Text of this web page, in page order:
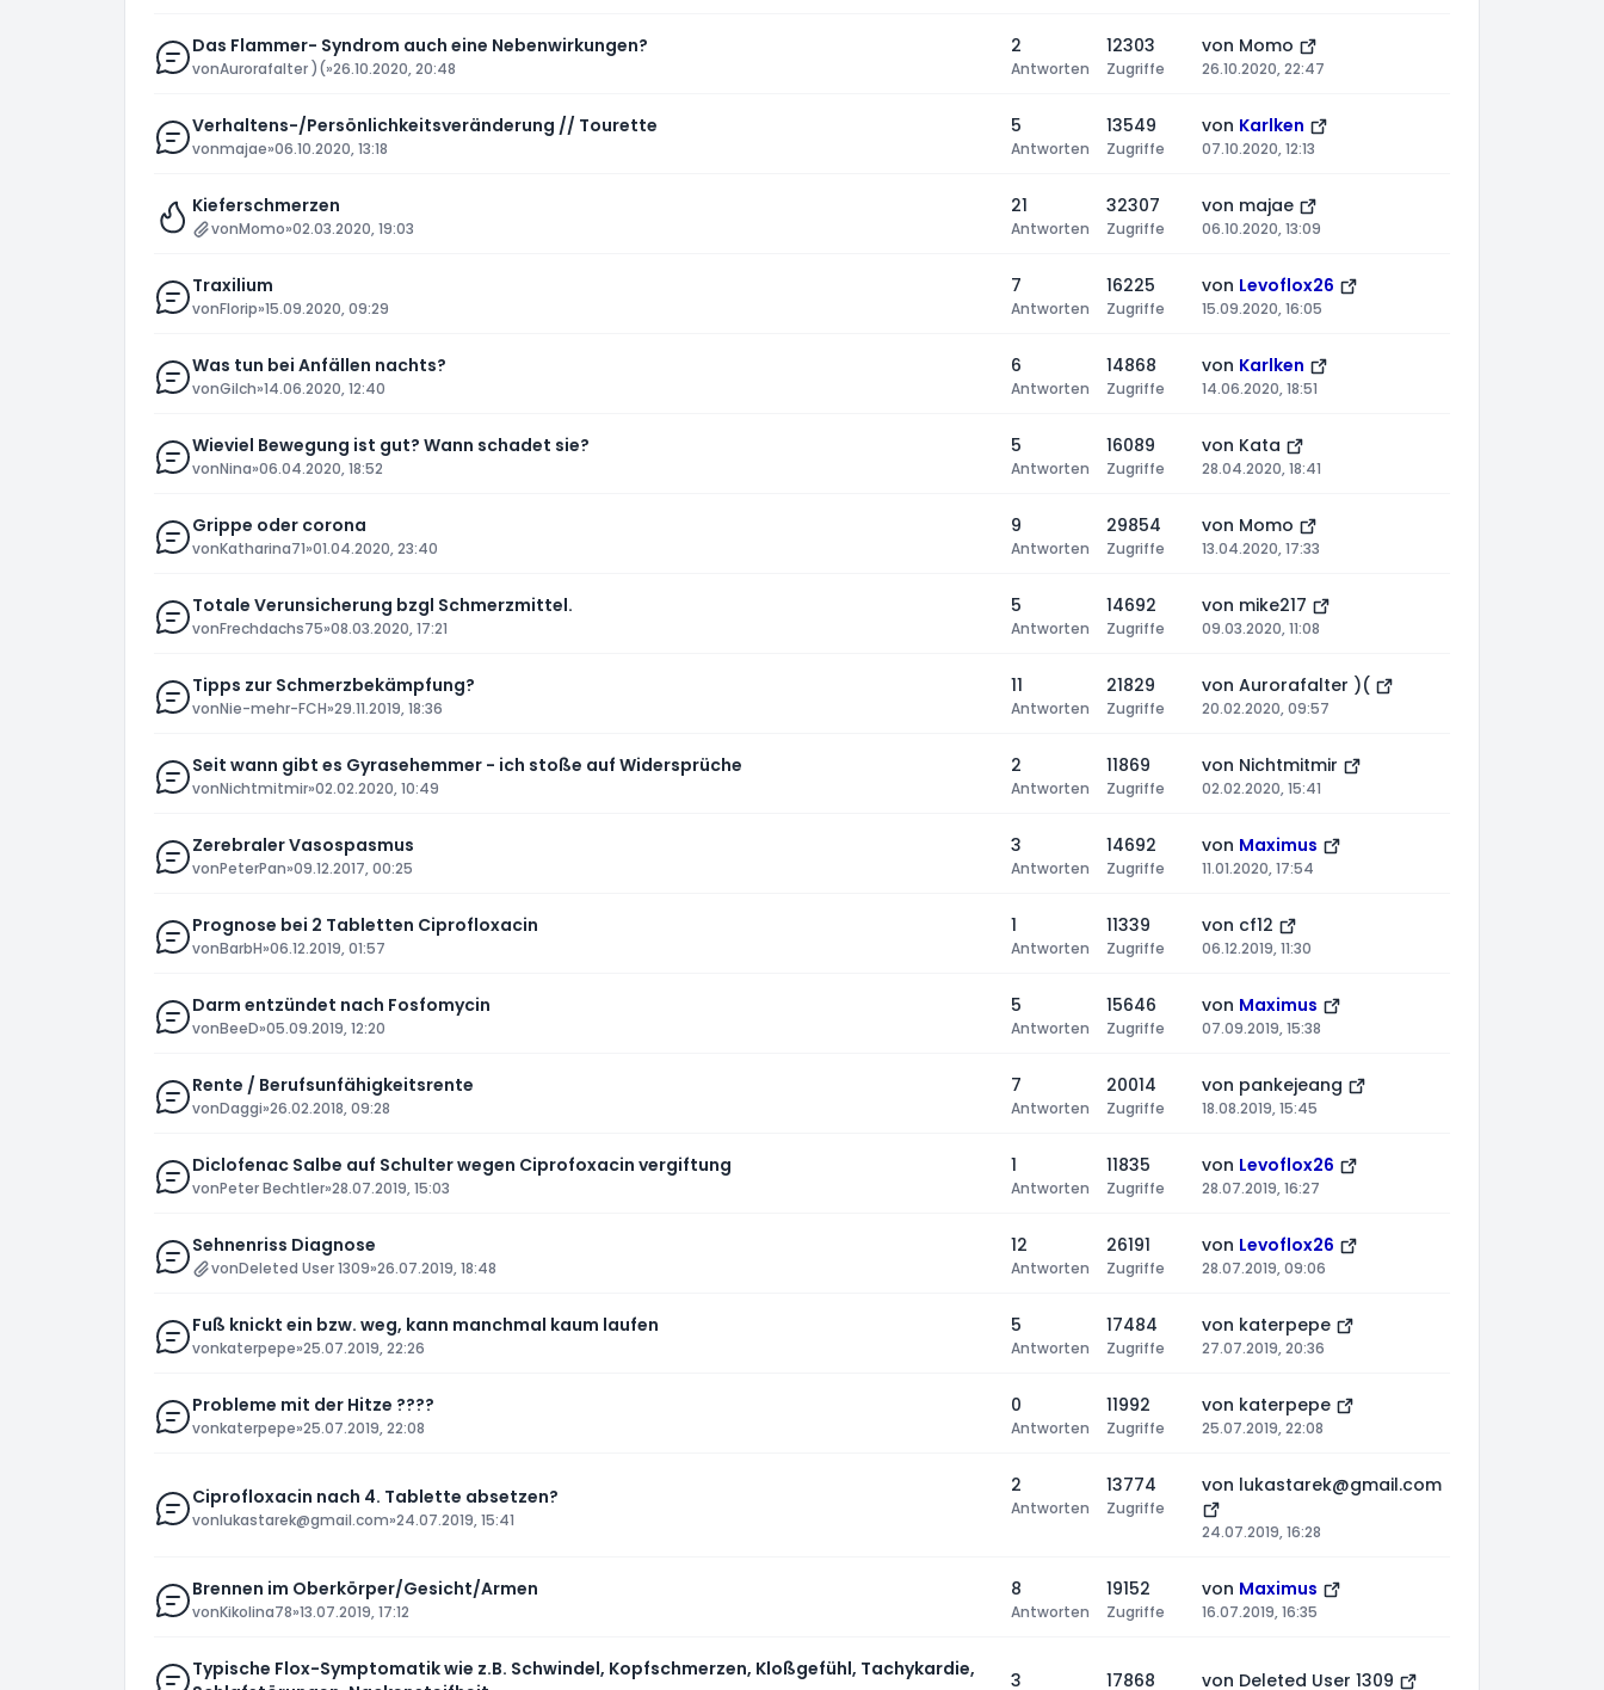
Das Flammer- Syndrom auch eine Nebenwirkungen?
vonAurorafalter )(»26.10.2020, 20:48
2
Antworten
12303
Zugriffe
von Momo
26.10.2020, 22:47
Verhaltens-/Persönlichkeitsveränderung // Tourette
vonmajae»06.10.2020, 13:18
5
Antworten
13549
Zugriffe
von Karlken
07.10.2020, 12:13
Kieferschmerzen
vonMomo»02.03.2020, 19:03
21
Antworten
32307
Zugriffe
von majae
06.10.2020, 13:09
Traxilium
vonFlorip»15.09.2020, 09:29
7
Antworten
16225
Zugriffe
von Levoflox26
15.09.2020, 16:05
Was tun bei Anfällen nachts?
vonGilch»14.06.2020, 12:40
6
Antworten
14868
Zugriffe
von Karlken
14.06.2020, 18:51
Wieviel Bewegung ist gut? Wann schadet sie?
vonNina»06.04.2020, 18:52
5
Antworten
16089
Zugriffe
von Kata
28.04.2020, 18:41
Grippe oder corona
vonKatharina71»01.04.2020, 23:40
9
Antworten
29854
Zugriffe
von Momo
13.04.2020, 17:33
Totale Verunsicherung bzgl Schmerzmittel.
vonFrechdachs75»08.03.2020, 17:21
5
Antworten
14692
Zugriffe
von mike217
09.03.2020, 11:08
Tipps zur Schmerzbekämpfung?
vonNie-mehr-FCH»29.11.2019, 18:36
11
Antworten
21829
Zugriffe
von Aurorafalter )(
20.02.2020, 09:57
Seit wann gibt es Gyrasehemmer - ich stoße auf Widersprüche
vonNichtmitmir»02.02.2020, 10:49
2
Antworten
11869
Zugriffe
von Nichtmitmir
02.02.2020, 15:41
Zerebraler Vasospasmus
vonPeterPan»09.12.2017, 00:25
3
Antworten
14692
Zugriffe
von Maximus
11.01.2020, 17:54
Prognose bei 2 Tabletten Ciprofloxacin
vonBarbH»06.12.2019, 01:57
1
Antworten
11339
Zugriffe
von cf12
06.12.2019, 11:30
Darm entzündet nach Fosfomycin
vonBeeD»05.09.2019, 12:20
5
Antworten
15646
Zugriffe
von Maximus
07.09.2019, 15:38
Rente / Berufsunfähigkeitsrente
vonDaggi»26.02.2018, 09:28
7
Antworten
20014
Zugriffe
von pankejeang
18.08.2019, 15:45
Diclofenac Salbe auf Schulter wegen Ciprofoxacin vergiftung
vonPeter Bechtler»28.07.2019, 15:03
1
Antworten
11835
Zugriffe
von Levoflox26
28.07.2019, 16:27
Sehnenriss Diagnose
vonDeleted User 1309»26.07.2019, 18:48
12
Antworten
26191
Zugriffe
von Levoflox26
28.07.2019, 09:06
Fuß knickt ein bzw. weg, kann manchmal kaum laufen
vonkaterpepe»25.07.2019, 22:26
5
Antworten
17484
Zugriffe
von katerpepe
27.07.2019, 20:36
Probleme mit der Hitze ????
vonkaterpepe»25.07.2019, 22:08
0
Antworten
11992
Zugriffe
von katerpepe
25.07.2019, 22:08
Ciprofloxacin nach 4. Tablette absetzen?
vonlukastarek@gmail.com»24.07.2019, 15:41
2
Antworten
13774
Zugriffe
von lukastarek@gmail.com
24.07.2019, 16:28
Brennen im Oberkörper/Gesicht/Armen
vonKikolina78»13.07.2019, 17:12
8
Antworten
19152
Zugriffe
von Maximus
16.07.2019, 16:35
Typische Flox-Symptomatik wie z.B. Schwindel, Kopfschmerzen, Kloßgefühl, Tachykardie,
3 17868 von Deleted User 1309